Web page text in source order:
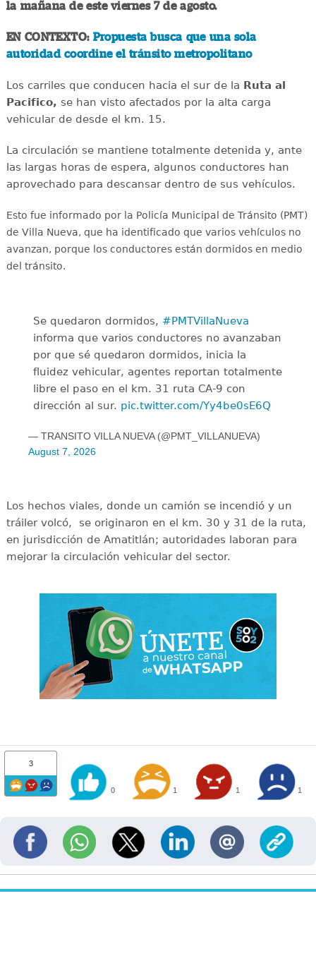
la mañana de este viernes 7 de agosto.
EN CONTEXTO:Propuesta busca que una sola
autoridad coordine el tránsito metropolitano
Los carriles que conducen hacia el sur de la Ruta al
Pacifico, se han visto afectados por la alta carga
vehicular de desde el km. 15.
La circulación se mantiene totalmente detenida y, ante
las largas horas de espera, algunos conductores han
aprovechado para descansar dentro de sus vehículos.
Esto fue informado por la Policía Municipal de Tránsito (PMT)
de Villa Nueva, que ha identificado que varios vehículos no
avanzan, porque los conductores están dormidos en medio
del tránsito.
Se quedaron dormidos, #PMTVillaNueva
informa que varios conductores no avanzaban
por que sé quedaron dormidos, inicia la
fluidez vehicular, agentes reportan totalmente
libre el paso en el km. 31 ruta CA-9 con
dirección al sur. pic.twitter.com/Yy4be0sE6Q
— TRANSITO VILLA NUEVA (@PMT_VILLANUEVA)
August 7, 2026
Los hechos viales, donde un camión se incendió y un
tráiler volcó, se originaron en el km. 30 y 31 de la ruta,
en jurisdicción de Amatitlán; autoridades laboran para
mejorar la circulación vehicular del sector.
3
0 1 1 1